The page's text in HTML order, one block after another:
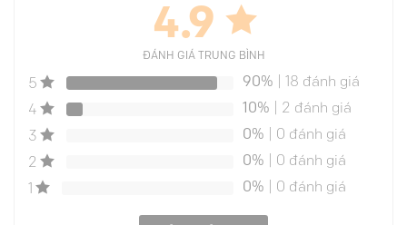
4.9
ĐÁNH GIÁ TRUNG BÌNH
5 90% | 18 đánh giá
4
10% | 2 đánh giá
3
0% | 0 đánh giá
2
0% | 0 đánh giá
0% | 0 đánh giá